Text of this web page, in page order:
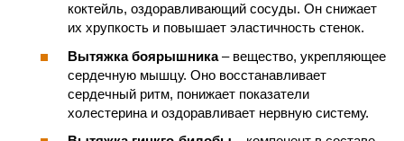
коктейль, оздоравливающий сосуды. Он снижает
их хрупкость и повышает эластичность стенок.
Вытяжка боярышника– вещество, укрепляющее
сердечную мышцу. Оно восстанавливает
сердечный ритм, понижает показатели
холестерина и оздоравливает нервную систему.